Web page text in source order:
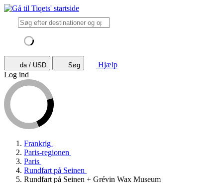
da / USD Søg
Hjælp
Log ind
Frankrig
Paris-regionen
Paris
Rundfart på Seinen
Rundfart på Seinen + Grévin Wax Museum